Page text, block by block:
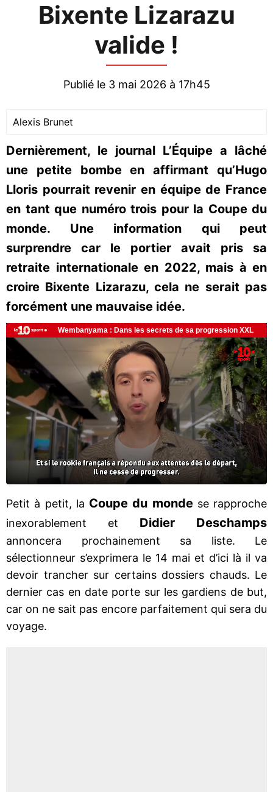
Bixente Lizarazu
valide !
Publié le 3 mai 2026 à 17h45
Alexis Brunet
Dernièrement, le journal L’Équipe a lâché
une petite bombe en affirmant qu’Hugo
Lloris pourrait revenir en équipe de France
en tant que numéro trois pour la Coupe du
monde. Une information qui peut
surprendre car le portier avait pris sa
retraite internationale en 2022, mais à en
croire Bixente Lizarazu, cela ne serait pas
forcément une mauvaise idée.
Petit à petit, la Coupe du mondese rapproche
inexorablement et Didier Deschamps
annoncera prochainement sa liste. Le
sélectionneur s’exprimera le 14 mai et d’ici là il va
devoir trancher sur certains dossiers chauds. Le
dernier cas en date porte sur les gardiens de but,
car on ne sait pas encore parfaitement qui sera du
voyage.